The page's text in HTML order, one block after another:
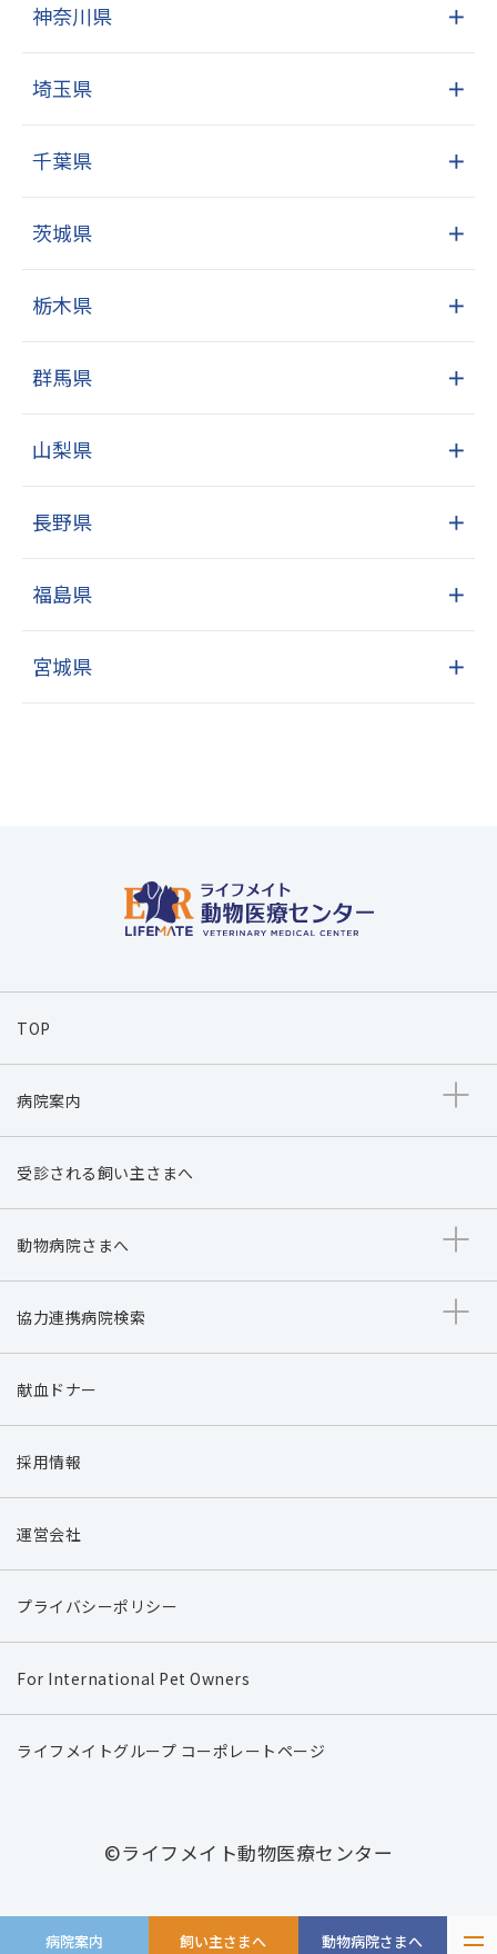
病院案内 飼い主さまへ 動物病院さまへ
神奈川県 ＋
埼玉県 ＋
千葉県 ＋
茨城県 ＋
栃木県 ＋
群馬県 ＋
山梨県 ＋
長野県 ＋
福島県 ＋
宮城県 ＋
TOP
病院案内
受診される飼い主さまへ
動物病院さまへ
協力連携病院検索
献血ドナー
採用情報
運営会社
プライバシーポリシー
For International Pet Owners
ライフメイトグループ コーポレートページ
©ライフメイト動物医療センター